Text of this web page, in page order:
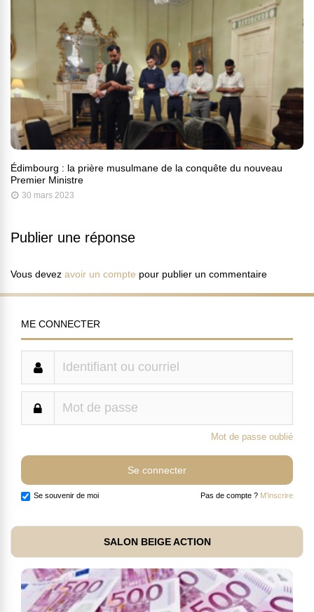
Édimbourg : la prière musulmane de la conquête du nouveau
Premier Ministre
30 mars 2023
Publier une réponse
Vous devez avoir un compte pour publier un commentaire
ME CONNECTER
Mot de passe oublié
Se souvenir de moi Pas de compte ? M'inscrire
SALON BEIGE ACTION